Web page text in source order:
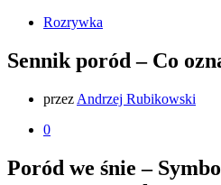
Rozrywka
Sennik poród – Co
przez Andrzej Rubikowski
0
Poród we śnie –